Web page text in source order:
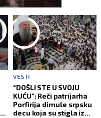
VESTI
“DOŠLI STE U SVOJU
KUĆU”: Reči patrijarha
Porfirija dirnule srpsku
decu koja su stigla iz